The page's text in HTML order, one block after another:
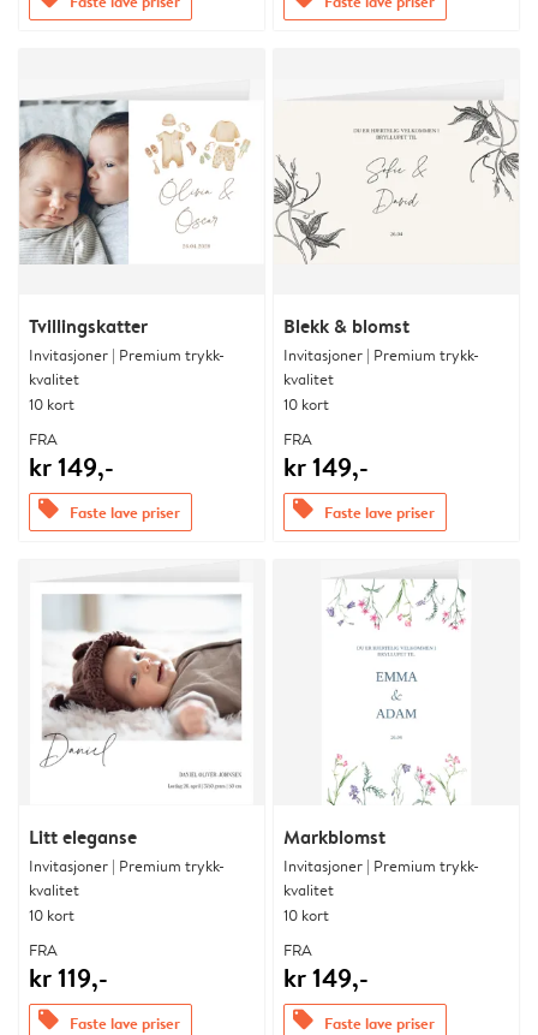
Tvillingskatter
Invitasjoner | Premium trykk-
kvalitet
10 kort
FRA
kr 149,-
offers Faste lave priser
Blekk & blomst
Invitasjoner | Premium trykk-
kvalitet
10 kort
FRA
kr 149,-
offers Faste lave priser
Litt eleganse
Invitasjoner | Premium trykk-
kvalitet
10 kort
FRA
kr 119,-
offers Faste lave priser
Markblomst
Invitasjoner | Premium trykk-
kvalitet
10 kort
FRA
kr 149,-
offers Faste lave priser